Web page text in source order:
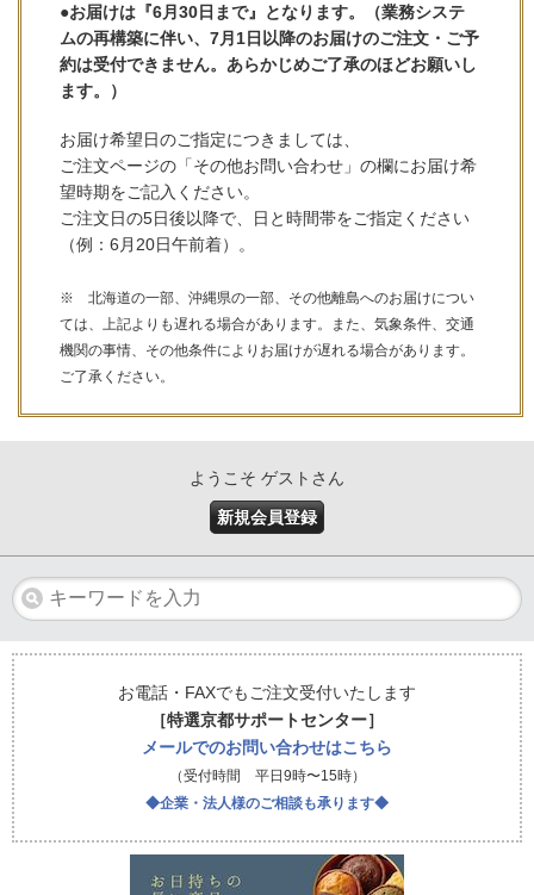
●お届けは『6月30日まで』となります。（業務システ
ムの再構築に伴い、7月1日以降のお届けのご注文・ご予
約は受付できません。あらかじめご了承のほどお願いし
ます。）
お届け希望日のご指定につきましては、
ご注文ページの「その他お問い合わせ」の欄にお届け希
望時期をご記入ください。
ご注文日の5日後以降で、日と時間帯をご指定ください
（例：6月20日午前着）。
※ 北海道の一部、沖縄県の一部、その他離島へのお届けについ
ては、上記よりも遅れる場合があります。また、気象条件、交通
機関の事情、その他条件によりお届けが遅れる場合があります。
ご了承ください。
ようこそ ゲストさん
新規会員登録
お電話・FAXでもご注文受付いたします
［特選京都サポートセンター］
メールでのお問い合わせはこちら
（受付時間 平日9時〜15時）
◆企業・法人様のご相談も承ります◆